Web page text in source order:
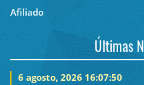
Afiliado
Últimas
6 agosto, 2026 16:07:50